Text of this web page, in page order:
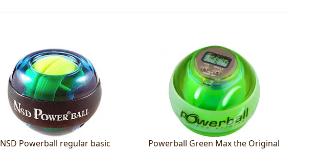
NSD Powerball regular basic Powerball Green Max the Original